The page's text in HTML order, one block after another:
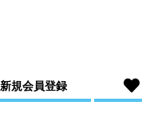
新規会員登録